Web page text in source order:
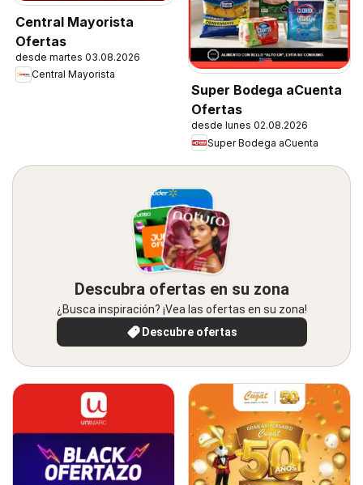
Central Mayorista
Ofertas
desde martes 03.08.2026
Central Mayorista
Super Bodega aCuenta
Ofertas
desde lunes 02.08.2026
Super Bodega aCuenta
Descubra ofertas en su zona
¿Busca inspiración? ¡Vea las ofertas en su zona!
Descubre ofertas